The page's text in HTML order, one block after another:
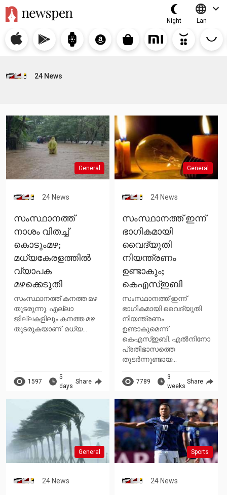
Night Lan
24 News
General
24 News
സംസ്ഥാനത്ത്
നാശം വിതച്ച്
കൊടുംമഴ;
മധ്യകേരളത്തില്‍
വ്യാപക
മഴക്കെടുതി
സംസ്ഥാനത്ത് കനത്ത മഴ
തുടരുന്നു. എല്ലാ
ജില്ലകളിലും കനത്ത മഴ
തുടരുകയാണ്. മധ്യ...
1597
5
days
Share
General
24 News
സംസ്ഥാനത്ത് ഇന്ന്
ഭാഗികമായി
വൈദ്യുതി
നിയന്ത്രണം
ഉണ്ടാകും;
കെഎസ്ഇബി
സംസ്ഥാനത്ത് ഇന്ന്
ഭാഗികമായി വൈദ്യുതി
നിയന്ത്രണം
ഉണ്ടാകുമെന്ന്
കെഎസ്ഇബി. എൽനിനോ
പ്രതിഭാസത്തെ
തുടർന്നുണ്ടായ...
7789
3
weeks
Share
General
24 News
Sports
24 News